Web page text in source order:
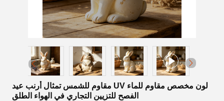
لون مخصص مقاوم للماء UV مقاوم للشمس تمثال أرنب عيد
الفصح للتزيين التجاري في الهواء الطلق